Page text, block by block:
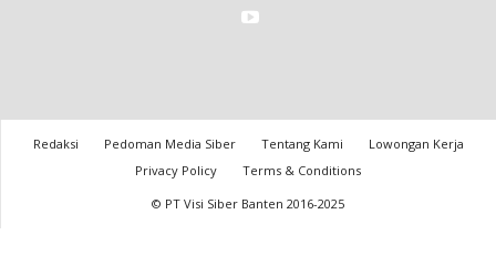
Redaksi Pedoman Media Siber Tentang Kami
Lowongan Kerja
Privacy Policy
Terms & Conditions
© PT Visi Siber Banten 2016-2025